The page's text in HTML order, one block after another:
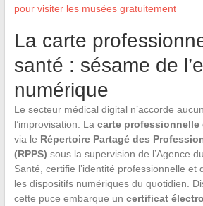
pour visiter les musées gratuitement
La carte
santé : sésame de
numérique
Le secteur médical digital n’accorde
l’improvisation. La carte professionnelle
via le Répertoire Partagé des
(RPPS) sous la supervision de l’Agence
Santé, certifie l’identité professionnelle et
les dispositifs numériques du quotidien.
cette puce embarque un certificat